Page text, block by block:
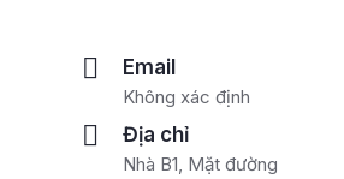
Email
Không xác định
Địa chỉ
Nhà B1, Mặt đường